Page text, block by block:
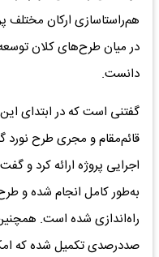
در میان طرح‌های کلان
دانست.
گفتنی است که در ابتدای
اجرایی پروژه ارائه کرد و
به‌طور کامل انجام شده و
راه‌اندازی شده است.
صددرصدی تکمیل شده که